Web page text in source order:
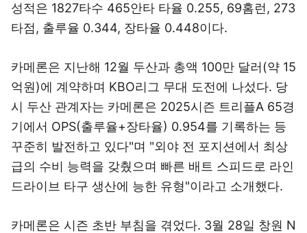
성적은 1827타수 465안타 타율 0.255, 69홈런, 273
타점, 출루율 0.344, 장타율 0.448이다.
카메론은 지난해 12월 두산과 총액 100만 달러(약 15
억원)에 계약하며 KBO리그 무대 도전에 나섰다. 당
시 두산 관계자는 카메론은 2025시즌 트리플A 65경
기에서 OPS(출루율+장타율) 0.954를 기록하는 등
꾸준히 발전하고 있다"며 "외야 전 포지션에서 최상
급의 수비 능력을 갖췄으며 빠른 배트 스피드로 라인
드라이브 타구 생산에 능한 유형"이라고 소개했다.
카메론은 시즌 초반 부침을 겪었다. 3월 28일 창원 N